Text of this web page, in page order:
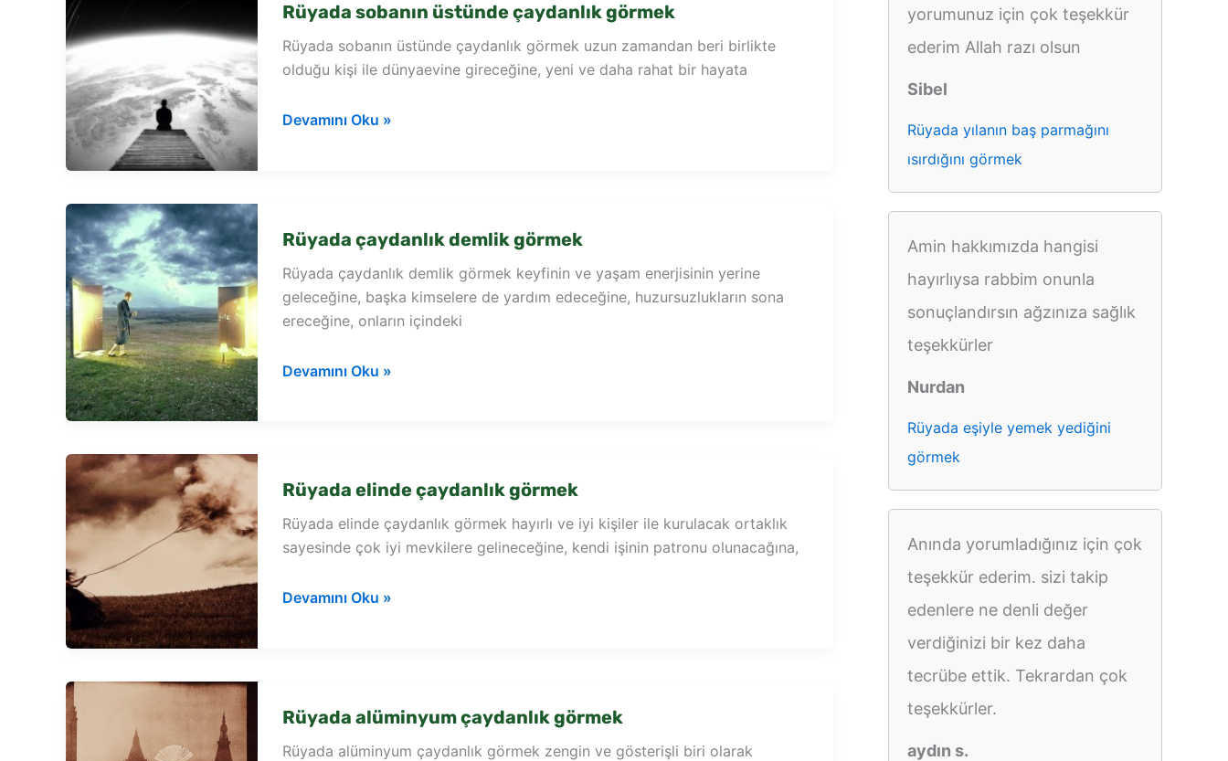
Rüyada sobanın üstünde çaydanlık görmek
Rüyada sobanın üstünde çaydanlık görmek uzun zamandan beri birlikte
olduğu kişi ile dünyaevine gireceğine, yeni ve daha rahat bir hayata
Rüyada
Devamını Oku »
Rüyada çaydanlık demlik görmek
Rüyada çaydanlık demlik görmek keyfinin ve yaşam enerjisinin yerine
geleceğine, başka kimselere de yardım edeceğine, huzursuzlukların sona
ereceğine, onların içindeki
Rüyada
Devamını Oku »
Rüyada elinde çaydanlık görmek
Rüyada elinde çaydanlık görmek hayırlı ve iyi kişiler ile kurulacak ortaklık
sayesinde çok iyi mevkilere gelineceğine, kendi işinin patronu olunacağına,
Rüyada
Devamını Oku »
Rüyada alüminyum çaydanlık görmek
Rüyada alüminyum çaydanlık görmek zengin ve gösterişli biri olarak
yorumunuz için çok teşekkür
ederim Allah razı olsun
Sibel
Rüyada yılanın baş parmağını
ısırdığını görmek
Amin hakkımızda hangisi
hayırlıysa rabbim onunla
sonuçlandırsın ağzınıza sağlık
teşekkürler
Nurdan
Rüyada eşiyle yemek yediğini
görmek
Anında yorumladığınız için çok
teşekkür ederim. sizi takip
edenlere ne denli değer
verdiğinizi bir kez daha
tecrübe ettik. Tekrardan çok
teşekkürler.
aydın s.